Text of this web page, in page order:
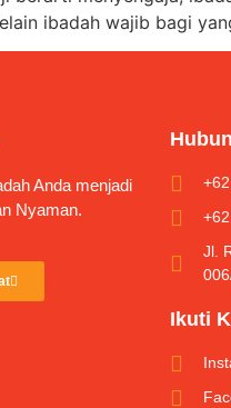
ibadah wajib bagi
Anda menjadi
Nyaman.
Jl.
Ikuti